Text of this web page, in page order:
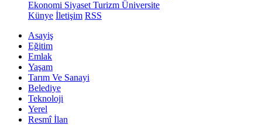
Ekonomi Siyaset Turizm Üniversite
Künye İletişim RSS
Asayiş
Eğitim
Emlak
Yaşam
Tarım Ve Sanayi
Belediye
Teknoloji
Yerel
Resmî İlan